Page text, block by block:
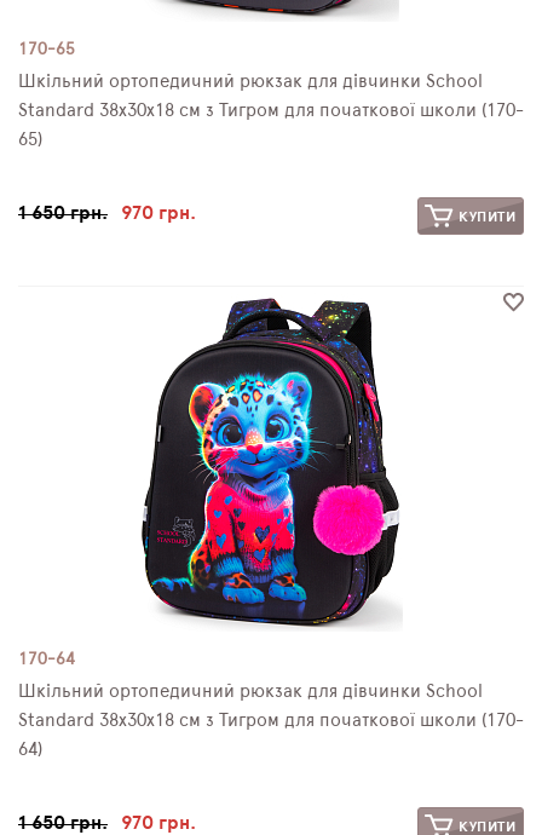
170-65
Шкільний ортопедичний рюкзак для дівчинки School
Standard 38х30х18 см з Тигром для початкової школи (170-
65)
1 650 грн. 970 грн. КУПИТИ
170-64
Шкільний ортопедичний рюкзак для дівчинки School
Standard 38х30х18 см з Тигром для початкової школи (170-
64)
1 650 грн. 970 грн. КУПИТИ